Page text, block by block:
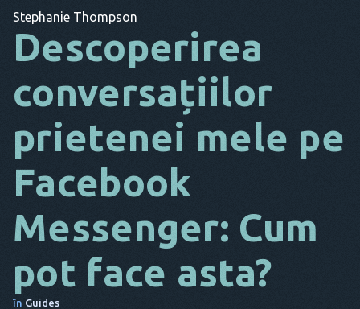
CS
FR
PT
Stephanie Thompson
Descoperirea
conversațiilor
prietenei mele pe
Facebook
Messenger: Cum
pot face asta?
în Guides